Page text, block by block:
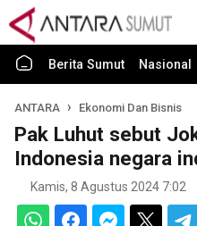
Berita Sumut Nasional
ANTARA Ekonomi Dan Bisnis
Pak Luhut sebut
Indonesia negara
Kamis, 8 Agustus 2024 7:02